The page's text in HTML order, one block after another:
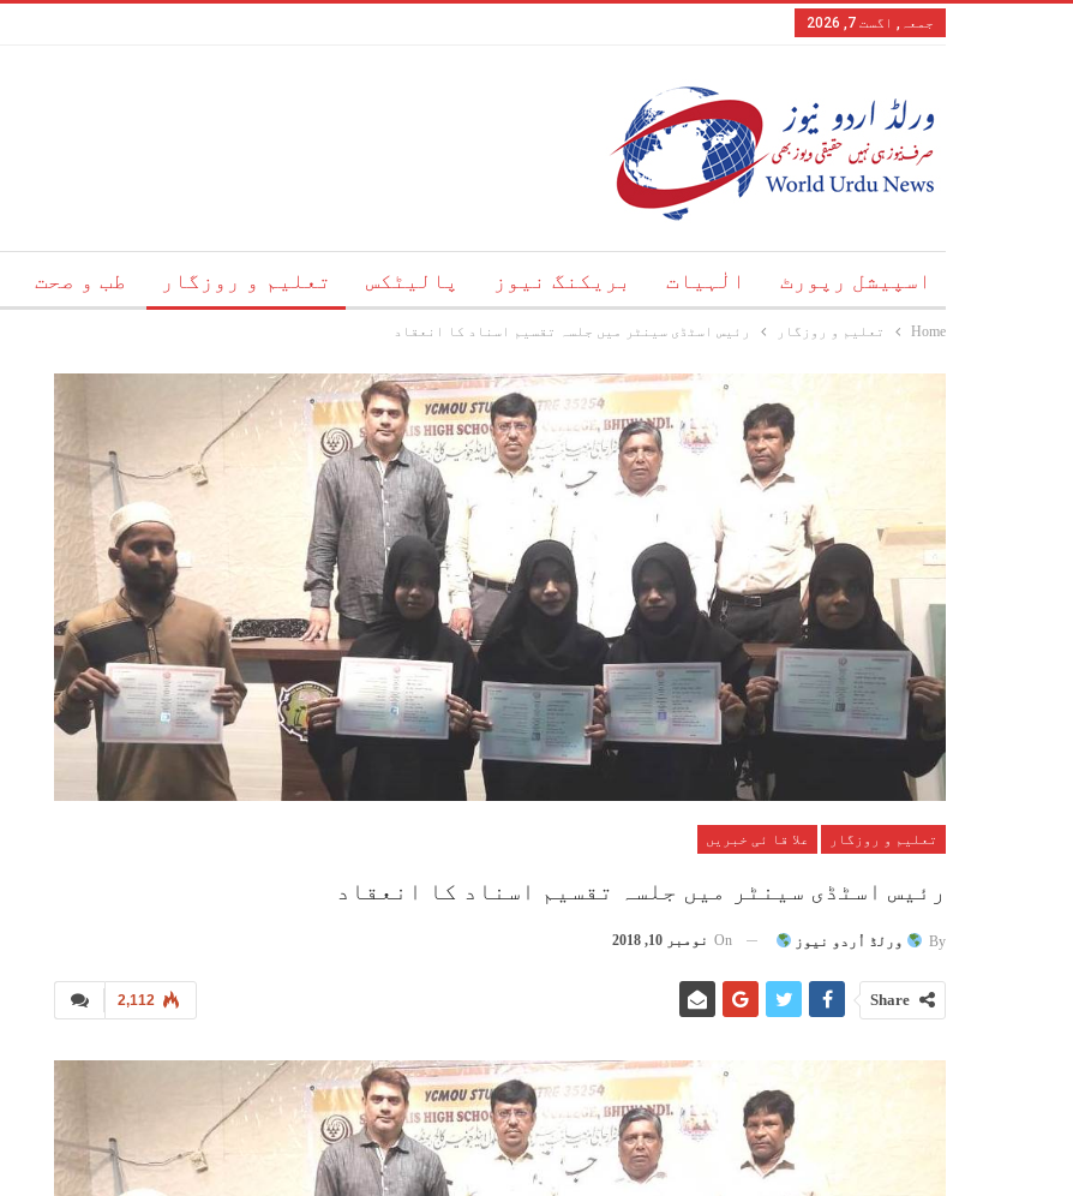
جمعہ, اگست 7, 2026
اسپیشل رپورٹ الٰہیات بریکنگ نیوز پالیٹکس تعلیم و روزگار طب و صحت
Home تعلیم و روزگار رئیس اسٹڈی سینٹر میں جلسہ تقسیم اسناد کا انعقاد
تعلیم و روزگار علا قا ئی خبریں
رئیس اسٹڈی سینٹر میں جلسہ تقسیم اسناد کا انعقاد
By ورلڈ اُردو نیوز On نومبر 10, 2018
2,112 Share